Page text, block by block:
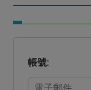
工業鏡頭
帳號: